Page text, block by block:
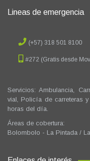
Lineas de emergencia
(+57) 318 501 8100
#272 (Gratis desde
Servicios: Ambulancia,
vial, Policía de carreteras
horas del día.
Áreas de cobertura:
Bolombolo - La Pintada /